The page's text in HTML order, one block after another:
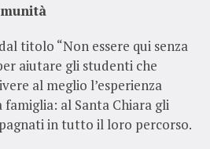
titolo “Non essere qui senza
aiutare gli studenti che
al meglio l’esperienza
al Santa Chiara gli
in tutto il loro percorso.